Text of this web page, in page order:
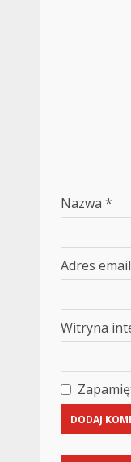
Nazwa *
Adres email
Witryna